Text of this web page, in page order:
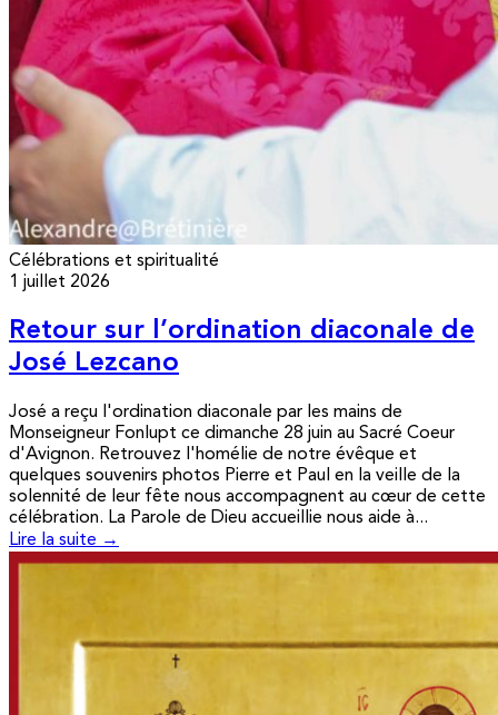
Célébrations et spiritualité
1 juillet 2026
Retour sur l’ordination diaconale de
José Lezcano
José a reçu l'ordination diaconale par les mains de
Monseigneur Fonlupt ce dimanche 28 juin au Sacré Coeur
d'Avignon. Retrouvez l'homélie de notre évêque et
quelques souvenirs photos Pierre et Paul en la veille de la
solennité de leur fête nous accompagnent au cœur de cette
célébration. La Parole de Dieu accueillie nous aide à...
Lire la suite →